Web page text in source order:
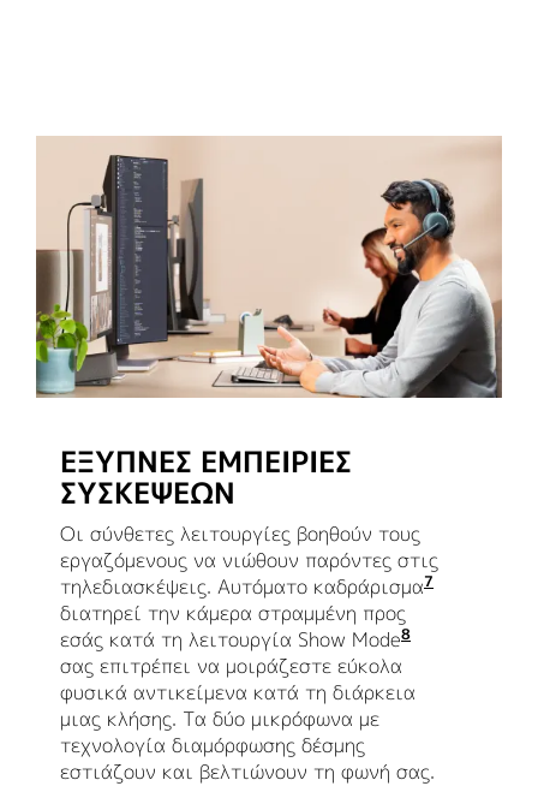
ΈΞΥΠΝΕΣ ΕΜΠΕΙΡΊΕΣ
ΣΥΣΚΈΨΕΩΝ
Οι σύνθετες λειτουργίες βοηθούν τους
εργαζόμενους να νιώθουν παρόντες στις
τηλεδιασκέψεις. Αυτόματο καδράρισμα7
διατηρεί την κάμερα στραμμένη προς
εσάς κατά τη λειτουργία Show Mode8
σας επιτρέπει να μοιράζεστε εύκολα
φυσικά αντικείμενα κατά τη διάρκεια
μιας κλήσης. Τα δύο μικρόφωνα με
τεχνολογία διαμόρφωσης δέσμης
εστιάζουν και βελτιώνουν τη φωνή σας.